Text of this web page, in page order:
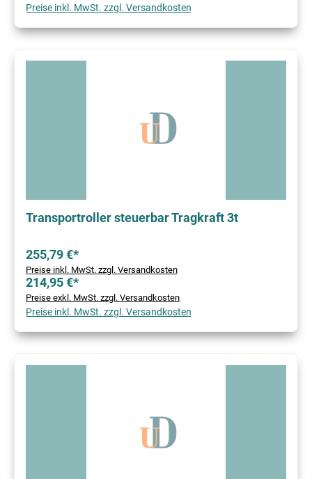
Preise inkl. MwSt. zzgl. Versandkosten
Transportroller steuerbar Tragkraft 3t
255,79 €*
Preise inkl. MwSt. zzgl. Versandkosten
214,95 €*
Preise exkl. MwSt. zzgl. Versandkosten
Preise inkl. MwSt. zzgl. Versandkosten